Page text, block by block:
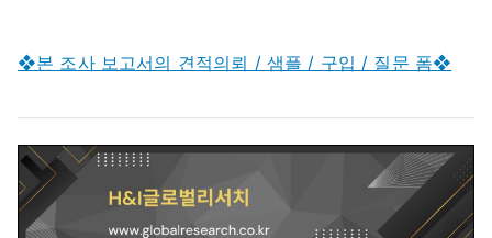
❖본 조사 보고서의 견적의뢰 / 샘플 / 구입 / 질문 폼❖